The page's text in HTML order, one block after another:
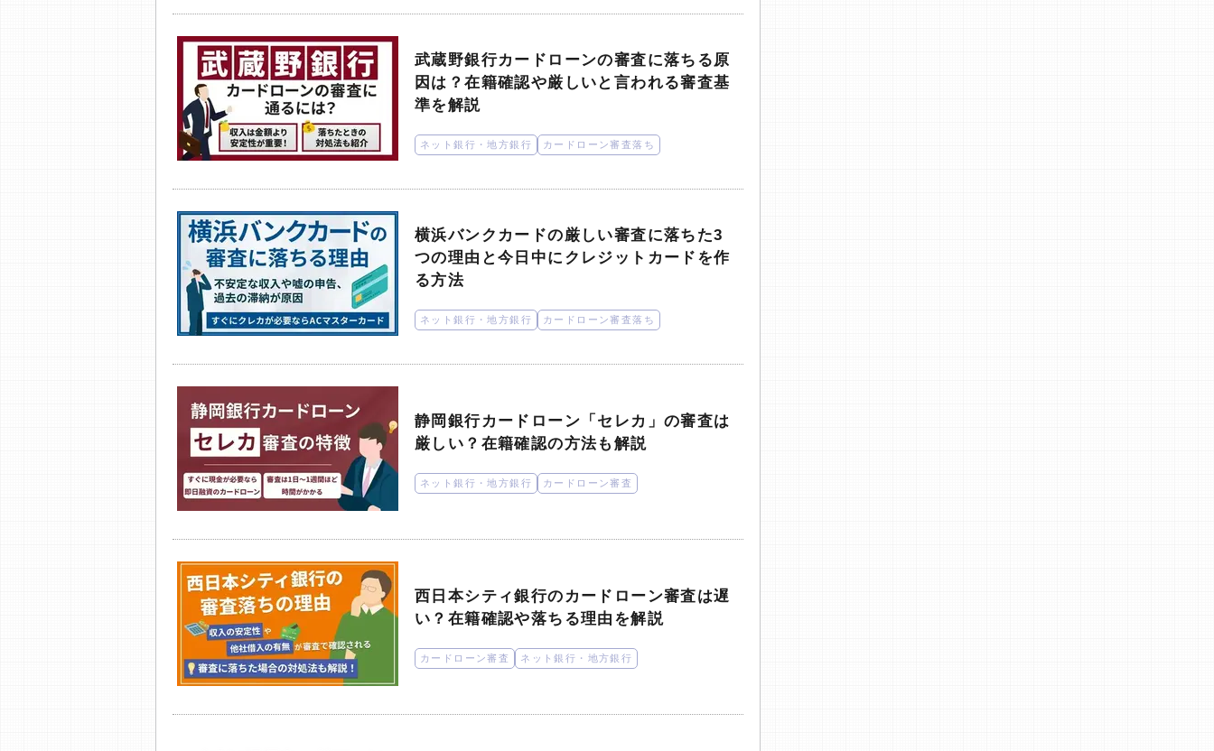
武蔵野銀行カードローンの審査に落ちる原
因は？在籍確認や厳しいと言われる審査基
準を解説
ネット銀行・地方銀行 カードローン審査落ち
横浜バンクカードの厳しい審査に落ちた3
つの理由と今日中にクレジットカードを作
る方法
ネット銀行・地方銀行 カードローン審査落ち
静岡銀行カードローン「セレカ」の審査は
厳しい？在籍確認の方法も解説
ネット銀行・地方銀行 カードローン審査
西日本シティ銀行のカードローン審査は遅
い？在籍確認や落ちる理由を解説
カードローン審査 ネット銀行・地方銀行